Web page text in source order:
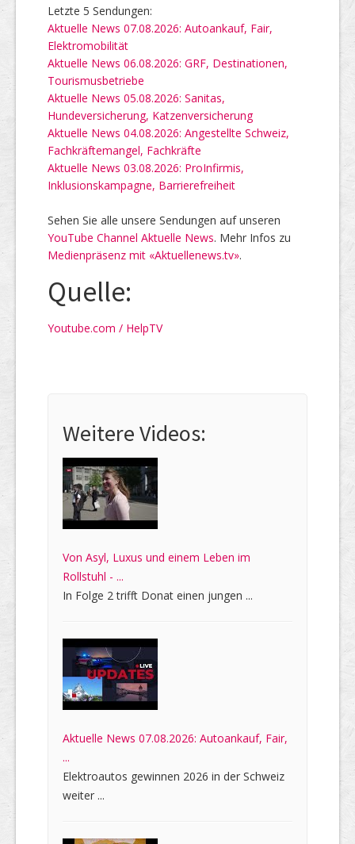
Letzte 5 Sendungen:
Aktuelle News 07.08.2026: Autoankauf, Fair,
Elektromobilität
Aktuelle News 06.08.2026: GRF, Destinationen,
Tourismusbetriebe
Aktuelle News 05.08.2026: Sanitas,
Hundeversicherung, Katzenversicherung
Aktuelle News 04.08.2026: Angestellte Schweiz,
Fachkräftemangel, Fachkräfte
Aktuelle News 03.08.2026: ProInfirmis,
Inklusionskampagne, Barrierefreiheit
Sehen Sie alle unsere Sendungen auf unseren
YouTube Channel Aktuelle News. Mehr Infos zu
Medienpräsenz mit «Aktuellenews.tv».
Quelle:
Youtube.com / HelpTV
Weitere Videos:
Von Asyl, Luxus und einem Leben im
Rollstuhl - ...
In Folge 2 trifft Donat einen jungen ...
Aktuelle News 07.08.2026: Autoankauf, Fair,
...
Elektroautos gewinnen 2026 in der Schweiz
weiter ...